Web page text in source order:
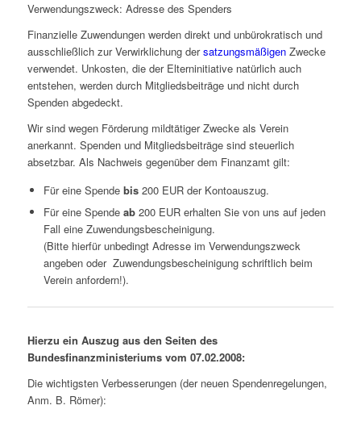
Verwendungszweck: Adresse des Spenders
Finanzielle Zuwendungen werden direkt und unbürokratisch und
ausschließlich zur Verwirklichung dersatzungsmäßigenZwecke
verwendet. Unkosten, die der Elterninitiative natürlich auch
entstehen, werden durch Mitgliedsbeiträge und nicht durch
Spenden abgedeckt.
Wir sind wegen Förderung mildtätiger Zwecke als Verein
anerkannt. Spenden und Mitgliedsbeiträge sind steuerlich
absetzbar. Als Nachweis gegenüber dem Finanzamt gilt:
Für eine Spende bis200 EUR der Kontoauszug.
Für eine Spende ab200 EUR erhalten Sie von uns auf jeden
Fall eine Zuwendungsbescheinigung.
(Bitte hierfür unbedingt Adresse im Verwendungszweck
angeben oder Zuwendungsbescheinigung schriftlich beim
Verein anfordern!).
Hierzu ein Auszug aus den Seiten des
Bundesfinanzministeriums vom 07.02.2008:
Die wichtigsten Verbesserungen (der neuen Spendenregelungen,
Anm. B. Römer):